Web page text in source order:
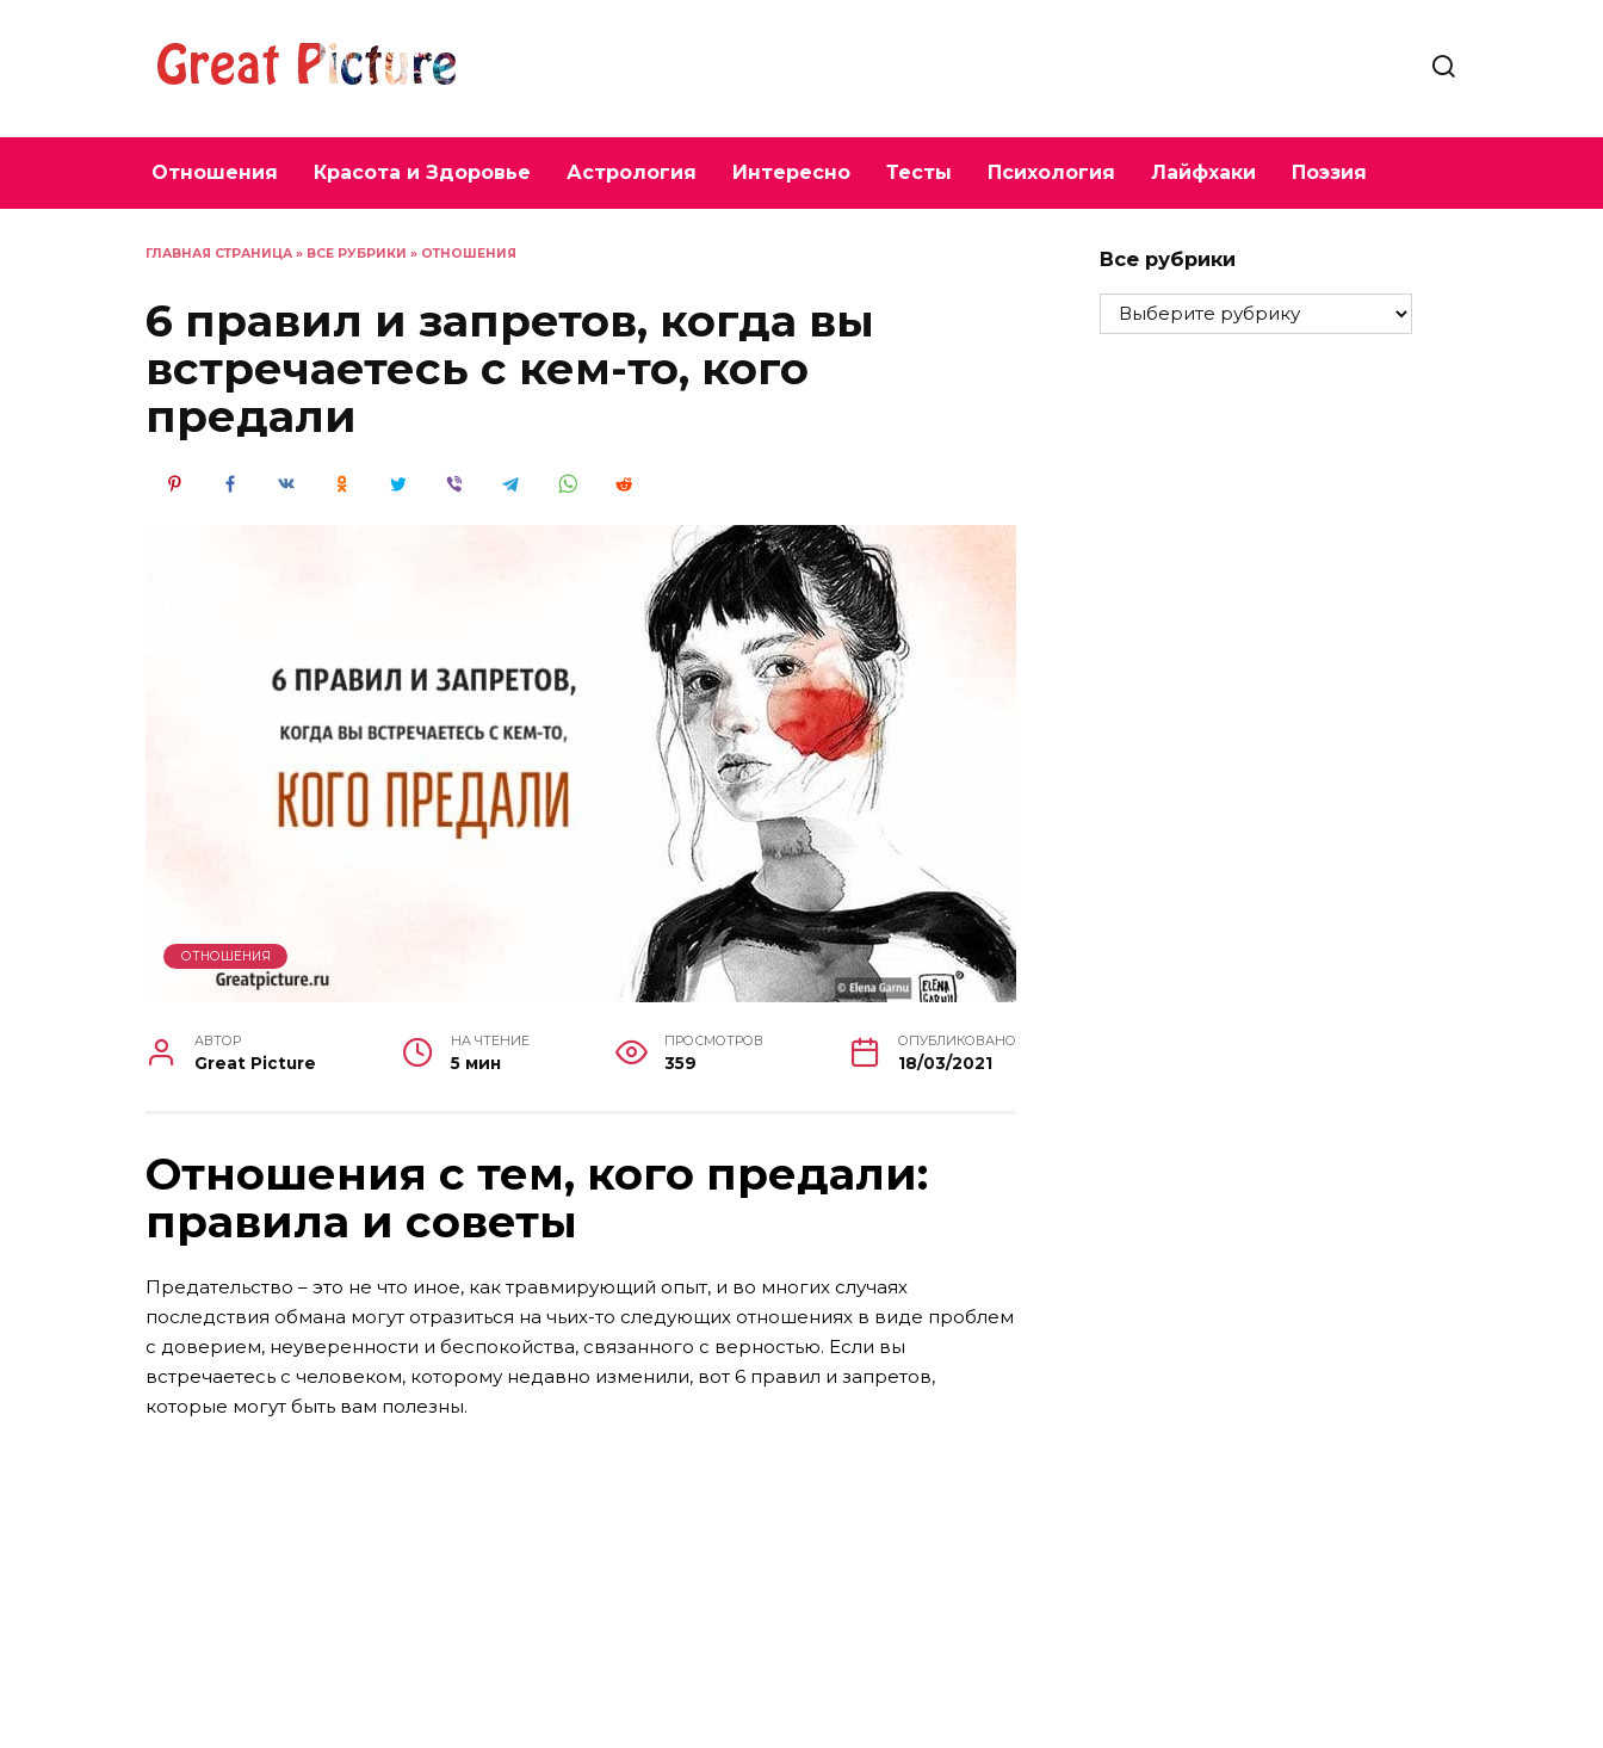
Отношения Красота и Здоровье Астрология Интересно Тесты Психология Лайфхаки Поэзия
ГЛАВНАЯ СТРАНИЦА » ВСЕ РУБРИКИ » ОТНОШЕНИЯ
6 правил и запретов, когда вы
встречаетесь с кем-то, кого
предали
ОТНОШЕНИЯ
АВТОР
Great Picture
НА ЧТЕНИЕ
5 мин
ПРОСМОТРОВ
359
ОПУБЛИКОВАНО
18/03/2021
Отношения с тем, кого предали:
правила и советы
Предательство – это не что иное, как травмирующий опыт, и во многих случаях
последствия обмана могут отразиться на чьих-то следующих отношениях в виде проблем
с доверием, неуверенности и беспокойства, связанного с верностью. Если вы
встречаетесь с человеком, которому недавно изменили, вот 6 правил и запретов,
которые могут быть вам полезны.
Все рубрики
Все
рубрики